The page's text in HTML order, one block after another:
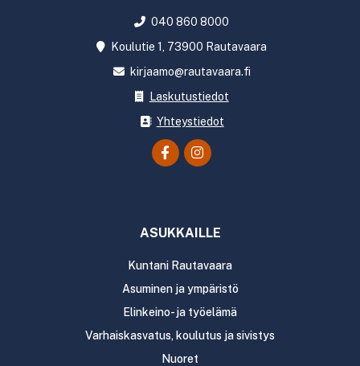
040 860 8000
Koulutie 1, 73900 Rautavaara
kirjaamo@rautavaara.fi
Laskutustiedot
Yhteystiedot
ASUKKAILLE
Kuntani Rautavaara
Asuminen ja ympäristö
Elinkeino- ja työelämä
Varhaiskasvatus, koulutus ja sivistys
Nuoret